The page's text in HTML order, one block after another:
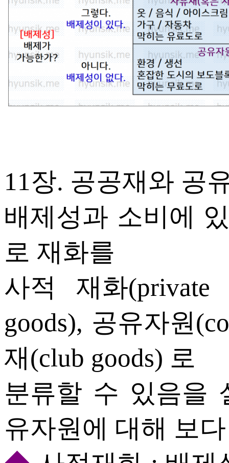
11장. 공공재와 공
배제성과 소비에
로 재화를
사적 재화(private
goods), 공유자원
재(club goods) 로
분류할 수 있음을
유자원에 대해 보